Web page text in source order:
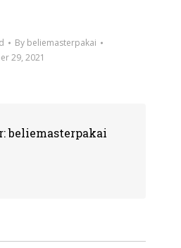
By beliemasterpakai
29, 2021
beliemasterpakai